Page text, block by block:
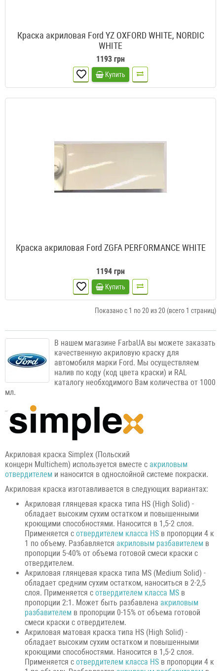
Краска акриловая Ford YZ OXFORD WHITE, NORDIC
WHITE
1193 грн
Купить
Краска акриловая Ford ZGFA PERFORMANCE WHITE
1194 грн
Купить
Показано с 1 по 20 из 20 (всего 1 страниц)
В нашем магазине FarbaUA вы можете заказать
качественную акриловую краску для
автомобиля марки Ford. Мы осуществляем
налив по коду (код цвета краски) и RAL
каталогу необходимого Вам количества от 1000
мл.
Акриловая краска Simplex (Польский
концерн Multichem) используется вместе с акриловым
отвердителем и наносится в однослойной системе покраски.
Акриловая краска изготавливается в следующих вариантах:
Акриловая глянцевая краска типа HS (High Solid) -
обладает высоким сухим остатком и повышенными
кроющими способностями. Наносится в 1,5-2 слоя.
Применяется с отвердителем класса HS в пропорции 4 к
1 по объему. Разбавляется акриловым разбавителем в
пропорции 5-40% от объема готовой смеси краски с
отвердителем.
Акриловая глянцевая краска типа MS (Medium Solid) -
обладает средним сухим остатком, наноситься в 2-2,5
слоя. Применяется с отвердителем класса MS в
пропорции 2:1. Может быть разбавлена акриловым
разбавителем в пропорции 0-15% от объема готовой
смеси краски с отвердителем.
Акриловая матовая краска типа HS (High Solid) -
обладает высоким сухим остатком и повышенными
кроющими способностями. Наносится в 1,5-2 слоя.
Применяется с отвердителем класса HS в пропорции 4 к